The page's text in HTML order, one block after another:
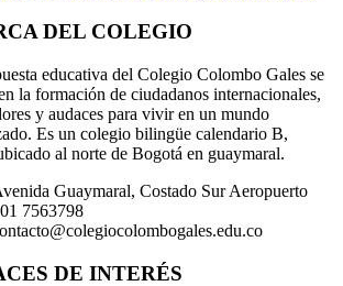
DEL COLEGIO
educativa del Colegio Colombo Gales se
la formación de ciudadanos internacionales,
y audaces para vivir en un mundo
Es un colegio bilingüe calendario B,
al norte de Bogotá en guaymaral.
Guaymaral, Costado Sur Aeropuerto
7563798
DE INTERÉS